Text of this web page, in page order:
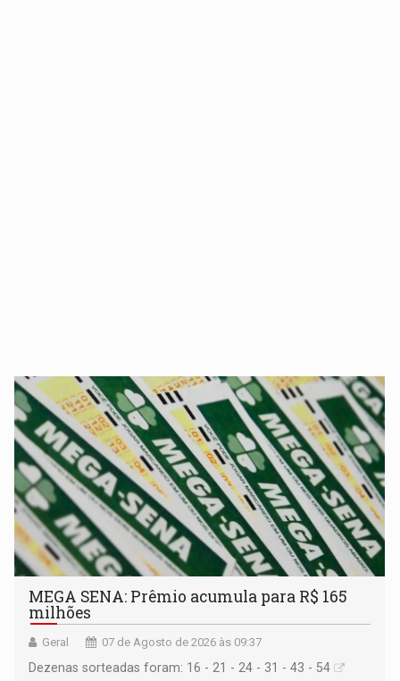
MEGA SENA: Prêmio acumula para R$ 165
milhões
Geral 07 de Agosto de 2026 às 09:37
Dezenas sorteadas foram: 16 - 21 - 24 - 31 - 43 - 54